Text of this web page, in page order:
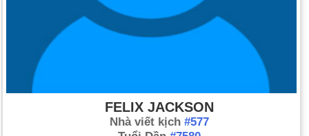
FELIX JACKSON
Nhà viết kịch #577